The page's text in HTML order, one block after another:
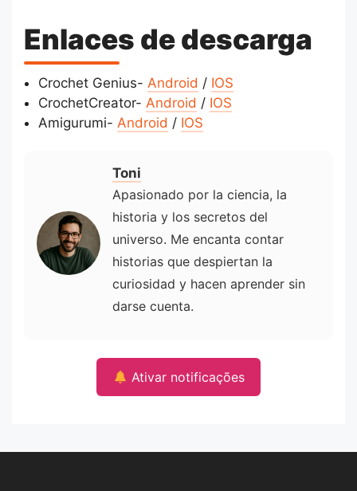
Enlaces de descarga
Crochet Genius- Android / IOS
CrochetCreator- Android / IOS
Amigurumi- Android / IOS
Toni
Apasionado por la ciencia, la
historia y los secretos del
universo. Me encanta contar
historias que despiertan la
curiosidad y hacen aprender sin
darse cuenta.
Ativar notificações